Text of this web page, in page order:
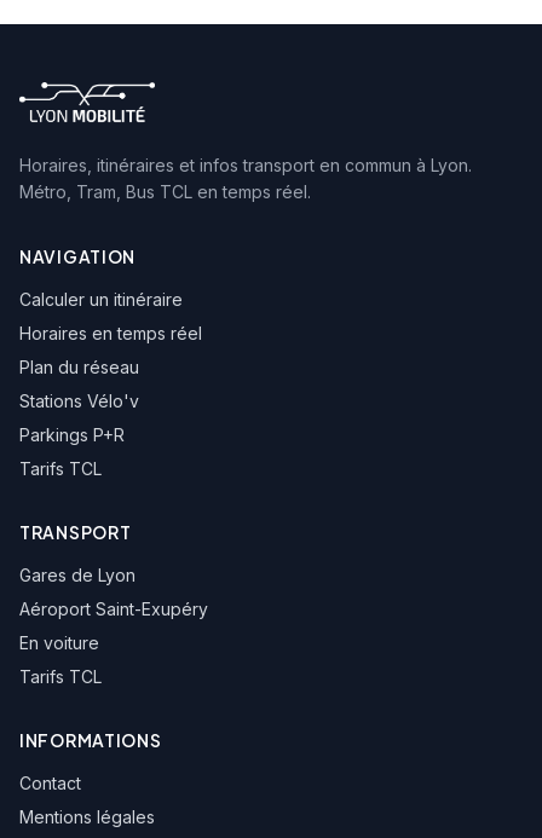
Horaires, itinéraires et infos transport en commun à Lyon.
Métro, Tram, Bus TCL en temps réel.
NAVIGATION
Calculer un itinéraire
Horaires en temps réel
Plan du réseau
Stations Vélo'v
Parkings P+R
Tarifs TCL
TRANSPORT
Gares de Lyon
Aéroport Saint-Exupéry
En voiture
Tarifs TCL
INFORMATIONS
Contact
Mentions légales